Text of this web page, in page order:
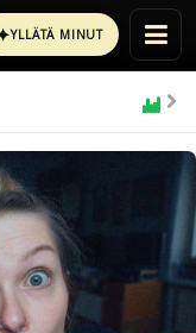
YLLÄTÄ MINUT